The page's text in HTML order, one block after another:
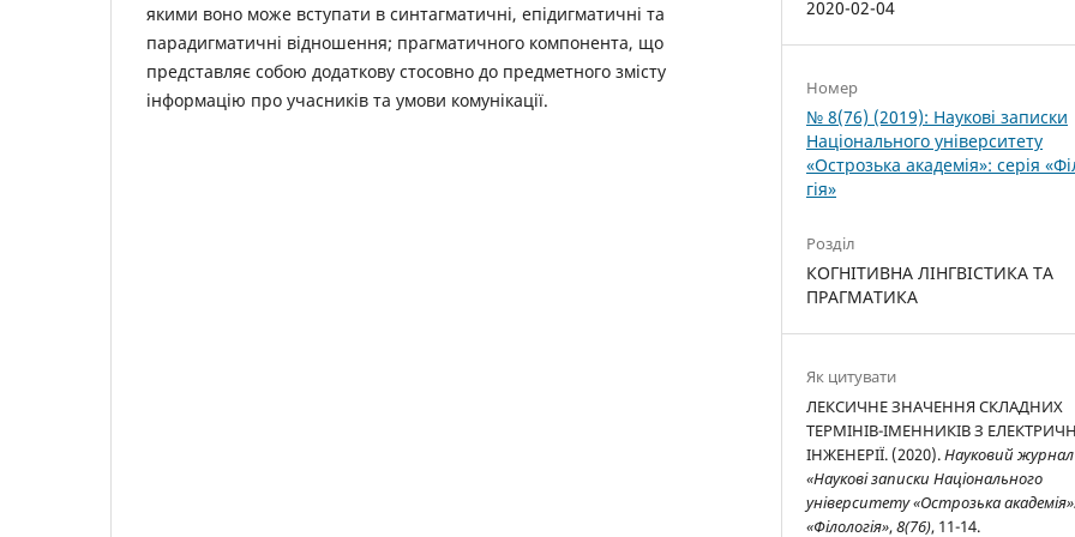
якими воно може вступати в синтагматичні, епідигматичні та
парадигматичні відношення; прагматичного компонента, що
представляє собою додаткову стосовно до предметного змісту
інформацію про учасників та умови комунікації.
2020-02-04
Номер
№ 8(76) (2019): Наукові записки
Національного університету
«Острозька академія»: серія­
гія»
Розділ
КОГНІТИВНА ЛІНГВІСТИКА ТА
ПРАГМАТИКА
Як цитувати
ЛЕКСИЧНЕ ЗНАЧЕННЯ СКЛАДНИХ
ТЕРМІНІВ-ІМЕННИКІВ З
ІНЖЕНЕРІЇ. (2020).Науковий журнал
«Наукові записки Національного
університету «Острозька
«Філологія»,8(76), 11-14.